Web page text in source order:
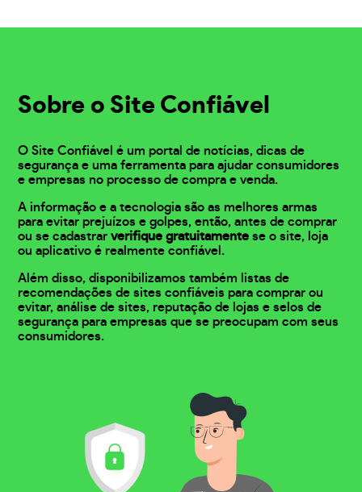
Sobre o Site Confiável
O Site Confiável é um portal de notícias, dicas de
segurança e uma ferramenta para ajudar consumidores
e empresas no processo de compra e venda.
A informação e a tecnologia são as melhores armas
para evitar prejuízos e golpes, então, antes de comprar
ou se cadastrarverifique gratuitamente se o site, loja
ou aplicativo é realmente confiável.
Além disso, disponibilizamos também listas de
recomendações de sites confiáveis para comprar ou
evitar, análise de sites, reputação de lojas e selos de
segurança para empresas que se preocupam com seus
consumidores.